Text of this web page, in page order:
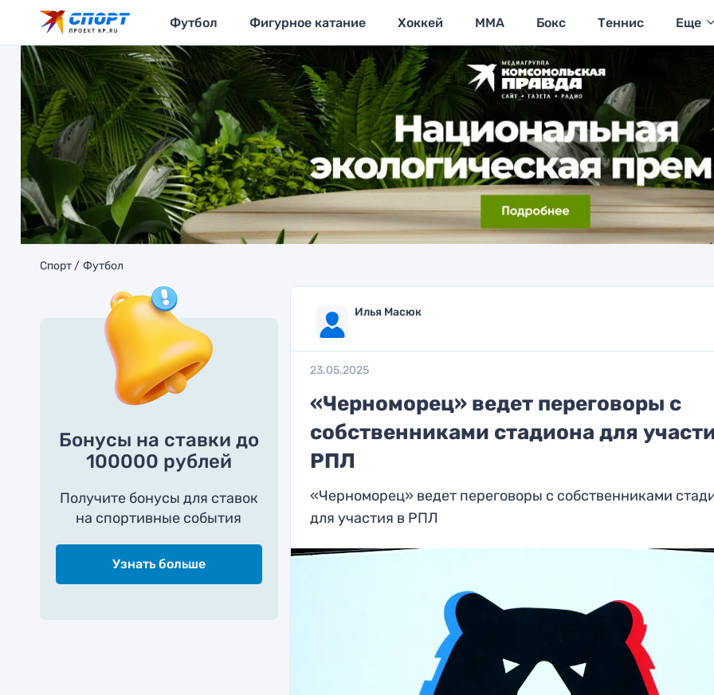
Футбол Фигурное катание Хоккей MMA Бокс Теннис Еще
Спорт Футбол
Бонусы на ставки до
100000 рублей
Получите бонусы для ставок
на спортивные события
Узнать больше
Илья Масюк
23.05.2025
«Черноморец» ведет переговоры с
собственниками стадиона для
РПЛ
«Черноморец» ведет переговоры с собственниками
для участия в РПЛ